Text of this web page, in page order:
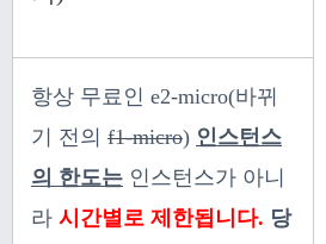
항상 무료인 e2-micro(바뀌
기 전의 f1-micro) 인스턴스
의 한도는 인스턴스가 아니
라 시간별로 제한됩니다. 당